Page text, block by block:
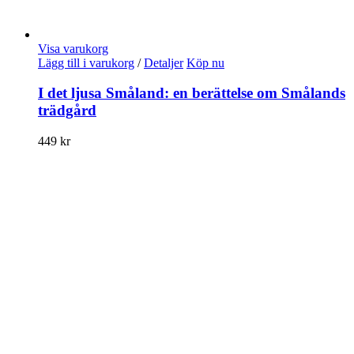
Visa varukorg
Lägg till i varukorg / Detaljer Köp nu
I det ljusa Småland: en berättelse om Smålands
trädgård
449 kr